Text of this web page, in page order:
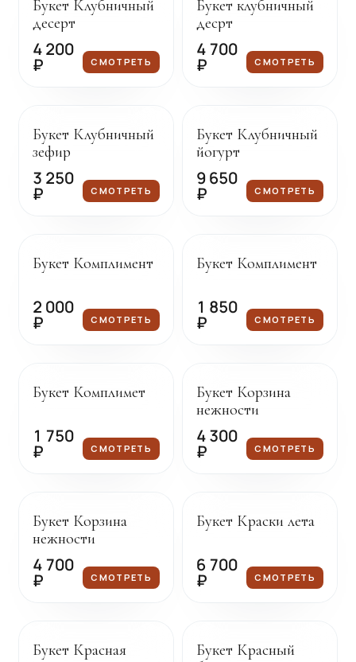
Букет Клубничный
десерт
4 200
₽ СМОТРЕТЬ
Букет клубничный
десрт
4 700
₽ СМОТРЕТЬ
Букет Клубничный
зефир
3 250
₽ СМОТРЕТЬ
Букет Клубничный
йогурт
9 650
₽ СМОТРЕТЬ
Букет Комплимент
2 000
₽ СМОТРЕТЬ
Букет Комплимент
1 850
₽ СМОТРЕТЬ
Букет Комплимет
1 750
₽ СМОТРЕТЬ
Букет Корзина
нежности
4 300
₽ СМОТРЕТЬ
Букет Корзина
нежности
4 700
₽ СМОТРЕТЬ
Букет Краски лета
6 700
₽ СМОТРЕТЬ
Букет Красная
Букет Красный